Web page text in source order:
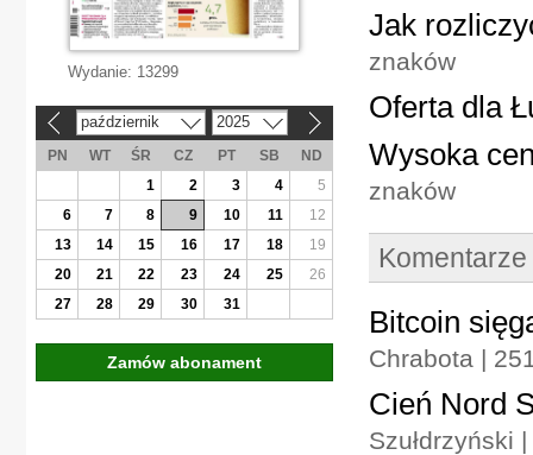
Jak
znaków
Oferta dla
Wysoka
znaków
Komentarze
Bitcoin
Chrabota |
Cień Nord
Szułdrzyński
Wydanie: 13299
październik 2025
PN WT ŚR CZ PT SB
ND
1
2 3 4
5
6
7 8 9 10 11
12
13
14 15 16 17 18
19
20
21 22 23 24 25
26
27
28 29 30 31
Zamów abonament